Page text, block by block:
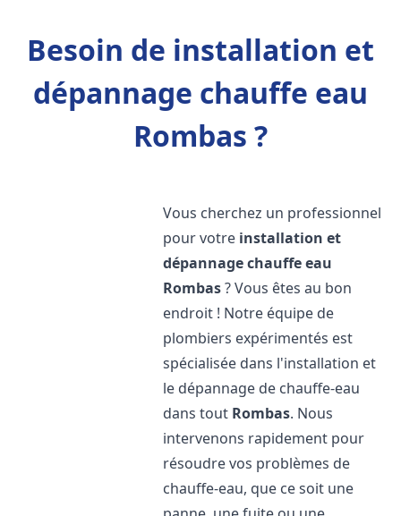
Besoin de installation et
dépannage chauffe eau
Rombas ?
Vous cherchez un professionnel
pour votre installation et
dépannage chauffe eau
Rombas? Vous êtes au bon
endroit ! Notre équipe de
plombiers expérimentés est
spécialisée dans l'installation et
le dépannage de chauffe-eau
dans tout Rombas. Nous
intervenons rapidement pour
résoudre vos problèmes de
chauffe-eau, que ce soit une